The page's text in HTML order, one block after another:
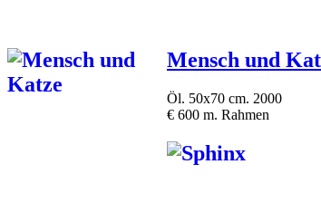
Mensch und
Öl. 50x70 cm. 2000
€ 600 m. Rahmen